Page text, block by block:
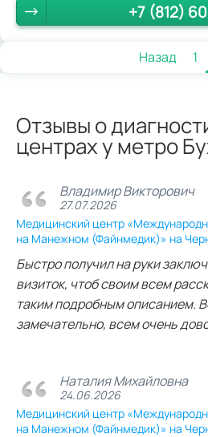
+7 (812)
Назад 1
Отзывы о
центрах у метро
Владимир Викторович
27.07.2026
Медицинский центр
на Манежном (Файнмедик)» на
Быстро получил на руки
визиток, чтоб своим всем
таким подробным описанием.
замечательно, всем очень
Наталия Михайловна
24.06.2026
Медицинский центр
на Манежном (Файнмедик)» на